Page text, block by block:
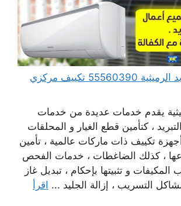
فني تكييف وتبريد الرميثية 55560390 تكييف مركزي
يقدم خدمات عديدة من خدمات
، كتأمين قطع الغيار و المحلقات
أجهزة تكييف ذات ماركات عالمية ، تأمين
، كذلك الضاغطات ، خدمات الفحص
المكيفات و تثبيتها بإحكام ، تبديل غاز
التسريب ، إزالة الجليد ... اقرأ